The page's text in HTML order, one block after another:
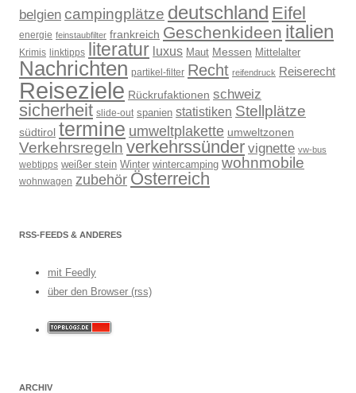
belgien campingplätze deutschland Eifel
energie feinstaubfilter frankreich Geschenkideen italien
Krimis linktipps literatur luxus Maut Messen Mittelalter
Nachrichten partikel-filter Recht reifendruck Reiserecht
Reiseziele Rückrufaktionen schweiz
sicherheit slide-out spanien statistiken Stellplätze
südtirol termine umweltplakette umweltzonen
Verkehrsregeln verkehrssünder vignette vw-bus
webtipps weißer stein Winter wintercamping wohnmobile
wohnwagen zubehör Österreich
RSS-FEEDS & ANDERES
mit Feedly
über den Browser (rss)
ARCHIV